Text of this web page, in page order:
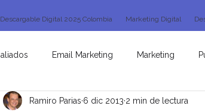
Descargable Digital 2025 Colombia Marketing Digital
aliados Email Marketing Marketing
Uncategorised SEO
Ramiro Parias 6 dic 2013 2 min de lectura